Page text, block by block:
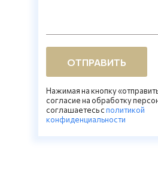
ОТПРАВИТЬ
Нажимая на кнопку
согласие на обработку
соглашаетесь cполитикой
конфиденциальности